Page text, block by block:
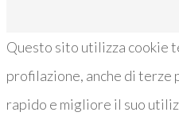
Questo sito utilizza cookie
profilazione, anche di terze
rapido e migliore il suo